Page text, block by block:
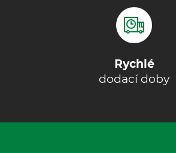
Rychlé
dodací doby